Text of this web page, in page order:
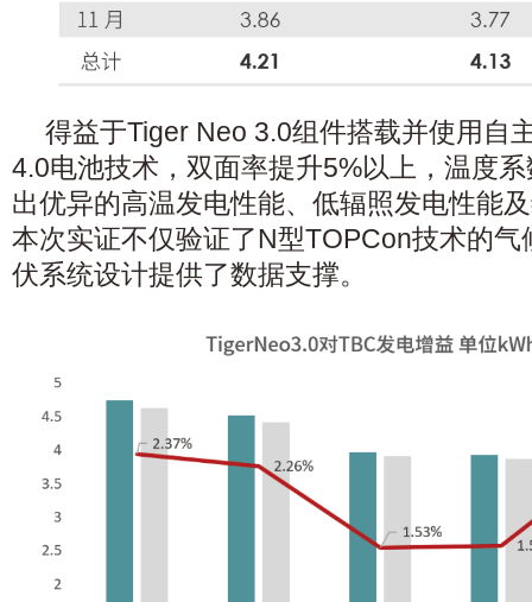
得益于Tiger Neo 3.0组件搭载并使用自
4.0电池技术，双面率提升5%以上，温度
出优异的高温发电性能、低辐照发电性能
本次实证不仅验证了N型TOPCon技术的
伏系统设计提供了数据支撑。